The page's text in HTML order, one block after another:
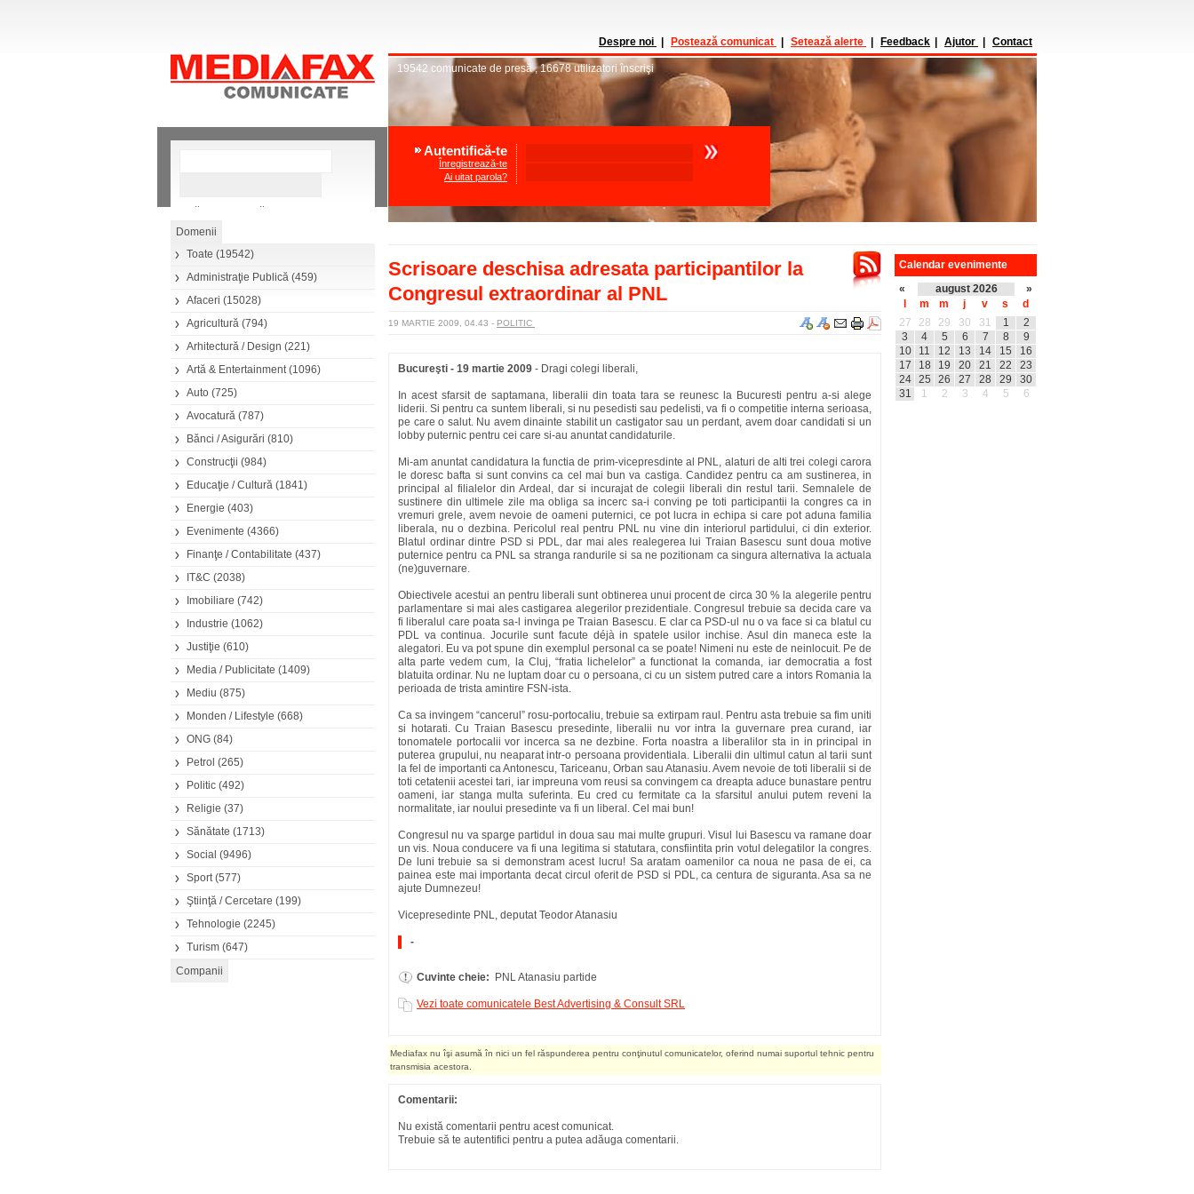
Căutare avansată
Toate (19542)
Administraţie Publică (459)
Afaceri (15028)
Agricultură (794)
Arhitectură / Design (221)
Artă & Entertainment(1096)
Auto (725)
Avocatură (787)
Bănci / Asigurări (810)
Construcţii (984)
Educaţie / Cultură (1841)
Energie (403)
Evenimente (4366)
Finanţe / Contabilitate (437)
IT&C (2038)
Imobiliare (742)
Industrie (1062)
Justiţie (610)
Media / Publicitate (1409)
Mediu (875)
Monden / Lifestyle (668)
ONG (84)
Petrol (265)
Politic (492)
Religie (37)
Sănătate (1713)
Social (9496)
Sport(577)
Ştiinţă / Cercetare (199)
Tehnologie (2245)
Turism (647)
Despre noi Postează comunicat Setează alerte Feedback Ajutor Contact
19542 comunicate de presă,16678 utilizatori înscrişi
Autentifică-te
Înregistrează-te
Ai uitat parola?
Scrisoare deschisa adresata participantilor la
Congresul extraordinar al PNL
19 MARTIE 2009, 04.43 - POLITIC
Bucureşti - 19 martie 2009 - Dragi colegi liberali,
In acest sfarsit de saptamana, liberalii din toata tara se reunesc la Bucuresti pentru a-si alege
liderii. Si pentru ca suntem liberali, si nu pesedisti sau pedelisti, va fi o competitie interna serioasa,
pe care o salut. Nu avem dinainte stabilit un castigator sau un perdant, avem doar candidati si un
lobby puternic pentru cei care si-au anuntat candidaturile.
Mi-am anuntat candidatura la functia de prim-vicepresdinte al PNL, alaturi de alti trei colegi carora
le doresc bafta si sunt convins ca cel mai bun va castiga. Candidez pentru ca am sustinerea, in
principal al filialelor din Ardeal, dar si incurajat de colegii liberali din restul tarii. Semnalele de
sustinere din ultimele zile ma obliga sa incerc sa-i conving pe toti participantii la congres ca in
vremuri grele, avem nevoie de oameni puternici, ce pot lucra in echipa si care pot aduna familia
liberala, nu o dezbina. Pericolul real pentru PNL nu vine din interiorul partidului, ci din exterior.
Blatul ordinar dintre PSD si PDL, dar mai ales realegerea lui Traian Basescu sunt doua motive
puternice pentru ca PNL sa stranga randurile si sa ne pozitionam ca singura alternativa la actuala
(ne)guvernare.
Obiectivele acestui an pentru liberali sunt obtinerea unui procent de circa 30 % la alegerile pentru
parlamentare si mai ales castigarea alegerilor prezidentiale. Congresul trebuie sa decida care va
fi liberalul care poata sa-l invinga pe Traian Basescu. E clar ca PSD-ul nu o va face si ca blatul cu
PDL va continua. Jocurile sunt facute déjà in spatele usilor inchise. Asul din maneca este la
alegatori. Eu va pot spune din exemplul personal ca se poate! Nimeni nu este de neinlocuit. Pe de
alta parte vedem cum, la Cluj, “fratia lichelelor” a functionat la comanda, iar democratia a fost
blatuita ordinar. Nu ne luptam doar cu o persoana, ci cu un sistem putred care a intors Romania la
perioada de trista amintire FSN-ista.
Ca sa invingem “cancerul” rosu-portocaliu, trebuie sa extirpam raul. Pentru asta trebuie sa fim uniti
si hotarati. Cu Traian Basescu presedinte, liberalii nu vor intra la guvernare prea curand, iar
tonomatele portocalii vor incerca sa ne dezbine. Forta noastra a liberalilor sta in in principal in
puterea grupului, nu neaparat intr-o persoana providentiala. Liberalii din ultimul catun al tarii sunt
la fel de importanti ca Antonescu, Tariceanu, Orban sau Atanasiu. Avem nevoie de toti liberalii si de
toti cetatenii acestei tari, iar impreuna vom reusi sa convingem ca dreapta aduce bunastare pentru
oameni, iar stanga multa suferinta. Eu cred cu fermitate ca la sfarsitul anului putem reveni la
normalitate, iar noului presedinte va fi un liberal. Cel mai bun!
Congresul nu va sparge partidul in doua sau mai multe grupuri. Visul lui Basescu va ramane doar
un vis. Noua conducere va fi una legitima si statutara, consfiintita prin votul delegatilor la congres.
De luni trebuie sa si demonstram acest lucru! Sa aratam oamenilor ca noua ne pasa de ei, ca
painea este mai importanta decat circul oferit de PSD si PDL, ca centura de siguranta. Asa sa ne
ajute Dumnezeu!
Vicepresedinte PNL, deputat Teodor Atanasiu
-
Cuvinte cheie: PNL Atanasiu partide
Vezi toate comunicatele Best Advertising & Consult SRL
Mediafax nu îşi asumă în nici un fel răspunderea pentru conţinutul comunicatelor, oferind numai suportul tehnic pentru
transmisia acestora.
Comentarii:
Nu există comentarii pentru acest comunicat.
Trebuie să te autentifici pentru a putea adăuga comentarii.
Calendar evenimente
«
august 2026
»
m m j v s
d
27
28 29 30 31 1
2
3
4 5 6 7 8
9
10
11 12 13 14 15
16
17
18 19 20 21 22
23
24
25 26 27 28 29
30
31
1 2 3 4 5 6